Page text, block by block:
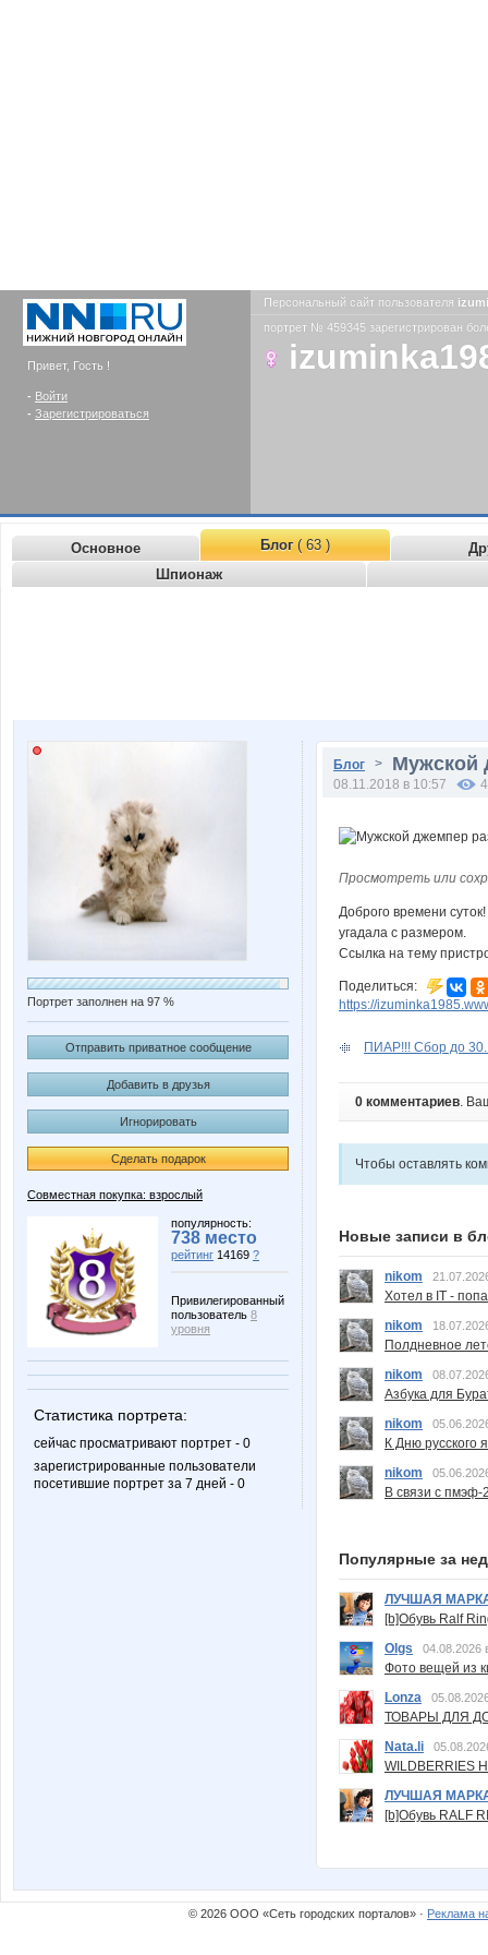
Привет, Гость !
- Войти
- Зарегистрироваться
Персональный сайт пользователя
портрет № 459345 зарегистрирован
Основное Блог( 63 )
Шпионаж
Портрет заполнен на 97 %
Отправить приватное сообщение
Добавить в друзья
Игнорировать
Сделать подарок
Совместная покупка: взрослый
популярность:
738 место
рейтинг 14169 ?
Привилегированный
пользователь 8
уровня
Статистика портрета:
сейчас просматривают портрет - 0
зарегистрированные пользователи
посетившие портрет за 7 дней - 0
Блог > Мужской
08.11.2018 в 10:57
Просмотреть или
Доброго времени
угадала с размером.
Ссылка на тему
Поделиться:
https://
ПИАР!!! Сбор до
0 комментариев.
Чтобы оставлять
Новые записи в
nikom
Хотел в IT -
nikom
Полдневное
nikom
Азбука для
nikom
К Дню русского
nikom
В связи с пмэф-
Популярные за
ЛУЧШАЯ
[b]Обувь Ralf
Olgs
04.08.2026
Фото вещей из
Lonza
ТОВАРЫ ДЛЯ
Nata.li
ЛУЧШАЯ
[b]Обувь RALF
© 2026 ООО «Сеть городских порталов» · Реклама